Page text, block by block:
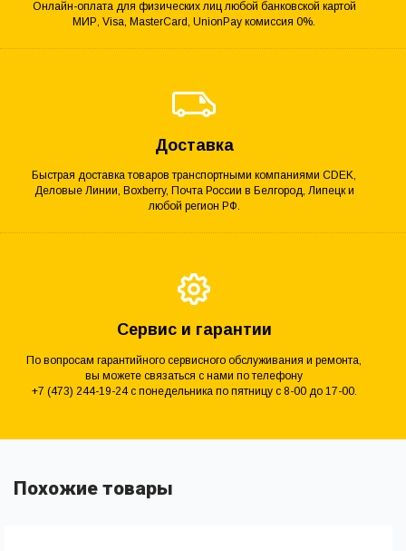
Онлайн-оплата для физических лиц любой банковской картой
МИР, Visa, MasterCard, UnionPay комиссия 0%.
Доставка
Быстрая доставка товаров транспортными компаниями CDEK,
Деловые Линии, Boxberry, Почта России в Белгород, Липецк и
любой регион РФ.
Сервис и гарантии
По вопросам гарантийного сервисного обслуживания и ремонта,
вы можете связаться с нами по телефону
+7 (473) 244-19-24 с понедельника по пятницу с 8-00 до 17-00.
Похожие товары